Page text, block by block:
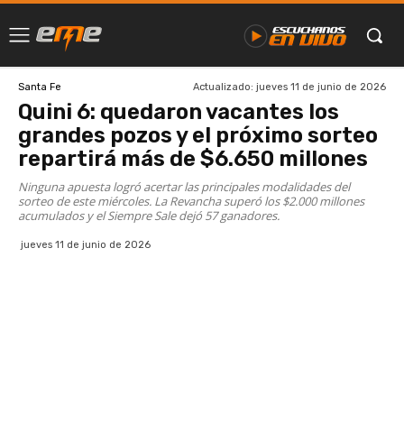
Santa Fe Actualizado: jueves 11 de junio de 2026
Quini 6: quedaron vacantes los
grandes pozos y el próximo sorteo
repartirá más de $6.650 millones
Ninguna apuesta logró acertar las principales modalidades del
sorteo de este miércoles. La Revancha superó los $2.000 millones
acumulados y el Siempre Sale dejó 57 ganadores.
jueves 11 de junio de 2026